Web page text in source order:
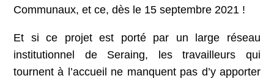
Communaux, et ce, dès le 15 septembre 2021 !
Et si ce projet est porté par un large réseau
institutionnel de Seraing, les travailleurs qui
tournent à l’accueil ne manquent pas d’y apporter